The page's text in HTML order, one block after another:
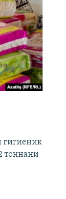
гигиеник
тоннани